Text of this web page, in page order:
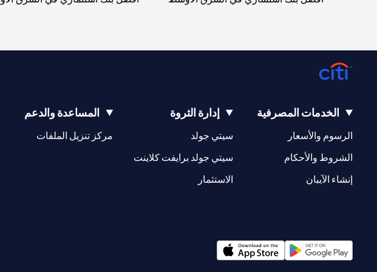
الخدمات المصرفية
الرسوم والأسعار
opens in a new tab
الشروط والأحكام opens in a new tab
إنشاء الآيبان opens in a new tab
إدارة الثروة
سيتي جولد opens in a new tab
سيتي جولد برايفت كلاينت
الاستثمار
المساعدة والدعم
مركز تنزيل الملفات